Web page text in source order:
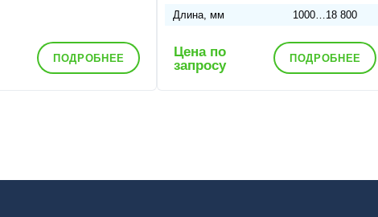
ПОДРОБНЕЕ
Длина, мм
1000…18 800
Цена по
запросу
ПОДРОБНЕЕ